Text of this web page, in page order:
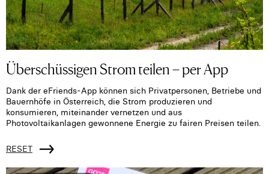
Überschüssigen Strom teilen – per App
Dank der eFriends-App können sich Privatpersonen, Betriebe und
Bauernhöfe in Österreich, die Strom produzieren und
konsumieren, miteinander vernetzen und aus
Photovoltaikanlagen gewonnene Energie zu fairen Preisen teilen.
RESET